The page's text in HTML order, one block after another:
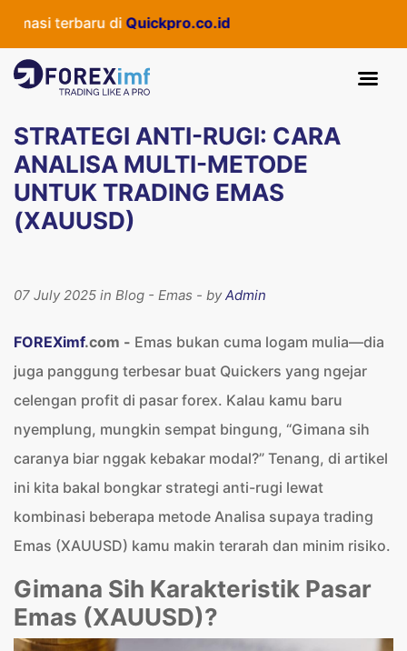
diQuickpro.co.id
STRATEGI ANTI-RUGI: CARA
ANALISA MULTI-METODE
UNTUK TRADING EMAS
(XAUUSD)
07 July 2025 in Blog - Emas - byAdmin
FOREXimf.com - Emas bukan cuma logam mulia—dia
juga panggung terbesar buat Quickers yang ngejar
celengan profit di pasar forex. Kalau kamu baru
nyemplung, mungkin sempat bingung, “Gimana sih
caranya biar nggak kebakar modal?” Tenang, di artikel
ini kita bakal bongkar strategi anti-rugi lewat
kombinasi beberapa metode Analisa supaya trading
Emas (XAUUSD) kamu makin terarah dan minim risiko.
Gimana Sih Karakteristik Pasar
Emas (XAUUSD)?